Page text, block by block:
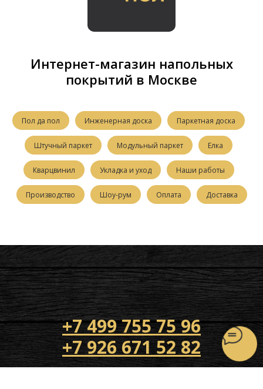
Интернет-магазин напольных
покрытий в Москве
Пол да пол Инженерная доска Паркетная доска
Штучный паркет Модульный паркет Елка
Кварцвинил Укладка и уход Наши работы
Производство Шоу-рум Оплата Доставка
+7 499 755 75 96
+7 926 671 52 82